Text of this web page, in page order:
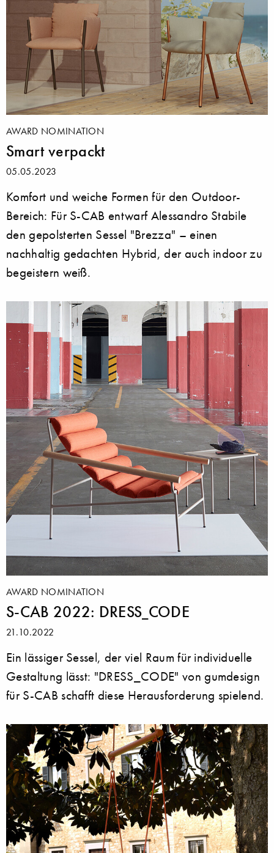
AWARD NOMINATION
Smart verpackt
05.05.2023
Komfort und weiche Formen für den Outdoor-
Bereich: Für S-CAB entwarf Alessandro Stabile
den gepolsterten Sessel "Brezza" – einen
nachhaltig gedachten Hybrid, der auch indoor zu
begeistern weiß.
AWARD NOMINATION
S-CAB 2022: DRESS_CODE
21.10.2022
Ein lässiger Sessel, der viel Raum für individuelle
Gestaltung lässt: "DRESS_CODE" von gumdesign
für S-CAB schafft diese Herausforderung spielend.